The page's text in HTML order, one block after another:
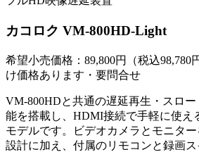
カコロク VM-800HD-Light
希望小売価格：89,800円（税込98,780
け価格あります・要問合せ
VM-800HDと共通の遅延再生・スロ
能を搭載し、HDMI接続で手軽に使え
モデルです。ビデオカメラとモニタ
設計に加え、付属のリモコンと録画